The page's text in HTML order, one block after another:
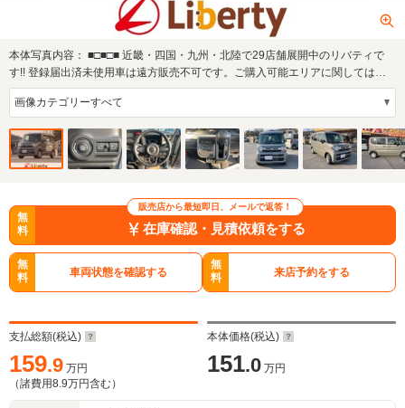
本体写真内容： ■□■□■ 近畿・四国・九州・北陸で29店舗展開中のリバティで
す!! 登録届出済未使用車は遠方販売不可です。ご購入可能エリアに関してはお
問合せ…
販売店から最短即日、メールで返答！
無
料
在庫確認・見積依頼をする
無
料
車両状態を確認する
無
料
来店予約をする
支払総額(税込)
159.9 万円
（諸費用8.9万円含む）
本体価格(税込)
151.0 万円